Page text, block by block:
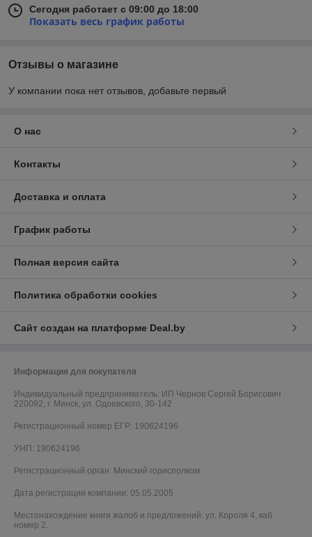
Сегодня работает с 09:00 до 18:00
Показать весь график работы
Отзывы о магазине
У компании пока нет отзывов, добавьте первый
О нас
Контакты
Доставка и оплата
График работы
Полная версия сайта
Политика обработки cookies
Сайт создан на платформе Deal.by
Информация для покупателя
Индивидуальный предприниматель: ИП Чернов Сергей Борисович
220092, г. Минск, ул. Одоевского, 30-142
Регистрационный номер ЕГР: 190624196
УНП: 190624196
Регистрационный орган: Минский горисполком
Дата регистрации компании: 05.05.2005
Местонахождение книги жалоб и предложений: ул. Короля 4, каб.
номер 2.